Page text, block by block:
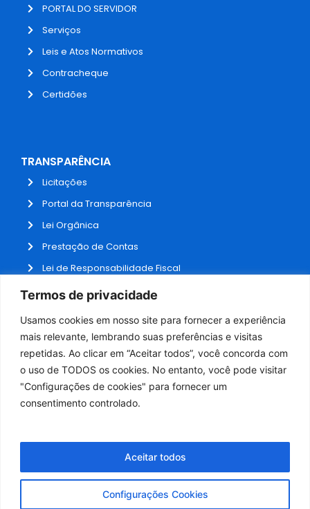
Termos de privacidade
Usamos cookies em nosso site para fornecer a experiência
mais relevante, lembrando suas preferências e visitas
repetidas. Ao clicar em “Aceitar todos”, você concorda com
o uso de TODOS os cookies. No entanto, você pode visitar
"Configurações de cookies" para fornecer um
consentimento controlado.
Configurações Cookies
Aceitar todos
PORTAL DO SERVIDOR
Serviços
Leis e Atos Normativos
Contracheque
Certidões
TRANSPARÊNCIA
Licitações
Portal da Transparência
Lei Orgânica
Prestação de Contas
Lei de Responsabilidade Fiscal
Receitas e Despesas
Fale Conosco
ADMINISTRAÇÃO
Webmail
Desenvolvido por NPI Brasil